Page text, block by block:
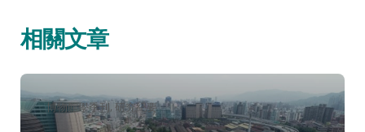
相關文章
分
類：
博物館學季刊 研究紀要